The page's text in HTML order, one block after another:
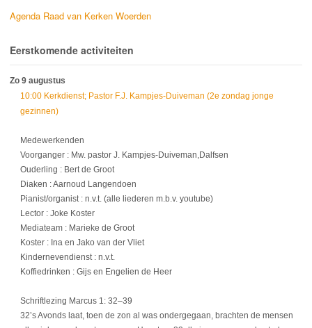
Agenda Raad van Kerken Woerden
Eerstkomende activiteiten
Zo 9 augustus
10:00 Kerkdienst; Pastor F.J. Kampjes-Duiveman (2e zondag jonge
gezinnen)
Medewerkenden
Voorganger : Mw. pastor J. Kampjes-Duiveman,Dalfsen
Ouderling : Bert de Groot
Diaken : Aarnoud Langendoen
Pianist/organist : n.v.t. (alle liederen m.b.v. youtube)
Lector : Joke Koster
Mediateam : Marieke de Groot
Koster : Ina en Jako van der Vliet
Kindernevendienst : n.v.t.
Koffiedrinken : Gijs en Engelien de Heer
Schriftlezing Marcus 1: 32–39
32’s Avonds laat, toen de zon al was ondergegaan, brachten de mensen